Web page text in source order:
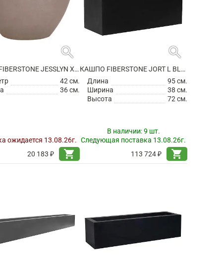
search
КАШПО FIBERSTONE JESSLYN XS, TAUPE
42 см.
36 см.
ожидается 13.08.26г.
20 183 ₽
shopping_cart
search
КАШПО FIBERSTONE JORT L BLACK
Длина
95 см.
Ширина
38 см.
Высота
72 см.
В наличии:9 шт.
Следующая поставка 13.08.26г.
113 724 ₽
shopping_cart